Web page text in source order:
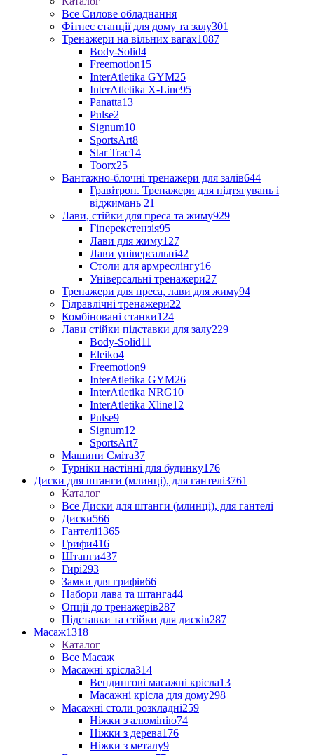
Все Силове обладнання
Фітнес станції для дому та залу301
Тренажери на вільних вагах1087
Body-Solid4
Freemotion15
InterAtletika GYM25
InterAtletika X-Line95
Panatta13
Pulse2
Signum10
SportsArt8
Star Trac14
Toorx25
Вантажно-блочні тренажери для залів644
Гравітрон. Тренажери для підтягувань і
віджимань 21
Лави, стійки для преса та жиму929
Гіперекстензія95
Лави для жиму127
Лави універсальні42
Столи для армреслінгу16
Універсальні тренажери27
Тренажери для преса, лави для жиму94
Гідравлічні тренажери22
Комбіновані станки124
Лави стійки підставки для залу229
Body-Solid11
Eleiko4
Freemotion9
InterAtletika GYM26
InterAtletika NRG10
InterAtletika Xline12
Pulse9
Signum12
SportsArt7
Машини Сміта37
Турніки настінні для будинку176
Диски для штанги (млинці), для гантелі3761
Каталог
Все Диски для штанги (млинці), для гантелі
Диски566
Гантелі1365
Грифи416
Штанги437
Гирі293
Замки для грифів66
Набори лава та штанга44
Опції до тренажерів287
Підставки та стійки для дисків287
Масаж1318
Каталог
Все Масаж
Масажні крісла314
Вендингові масажні крісла13
Масажні крісла для дому298
Масажні столи розкладні259
Ніжки з алюмінію74
Ніжки з дерева176
Ніжки з металу9